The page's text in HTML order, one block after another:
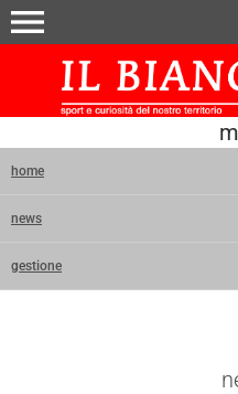
menu
home
news
gestione